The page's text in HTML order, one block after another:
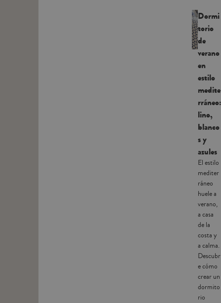
Dormi
torio
de
verano
en
estilo
medite
rráneo:
lino,
blanco
s y
azules
El estilo
mediter
ráneo
huele a
verano,
a casa
de la
costa y
a calma.
Descubr
e cómo
crear un
dormito
rio